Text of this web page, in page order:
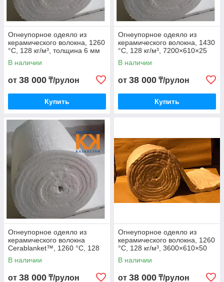
Огнеупорное одеяло из
керамического волокна, 1260
°C, 128 кг/м³, толщина 6 мм
В наличии
от 38 000 ₸/рулон
Купить
Огнеупорное одеяло из
керамического волокна, 1430
°C, 128 кг/м³, 7200×610×25
мм
В наличии
от 38 000 ₸/рулон
Купить
Огнеупорное одеяло из
керамического волокна
Cerablanket™, 1260 °C, 128
кг/м³
В наличии
от 38 000 ₸/рулон
Огнеупорное одеяло из
керамического волокна, 1260
°C, 128 кг/м³, 3600×610×50
мм
В наличии
от 38 000 ₸/рулон